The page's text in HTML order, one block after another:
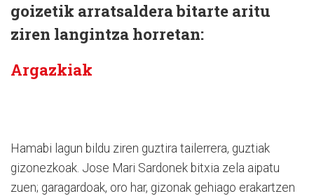
goizetik arratsaldera bitarte aritu
ziren langintza horretan:
Argazkiak
Hamabi lagun bildu ziren guztira tailerrera, guztiak
gizonezkoak. Jose Mari Sardonek bitxia zela aipatu
zuen; garagardoak, oro har, gizonak gehiago erakartzen